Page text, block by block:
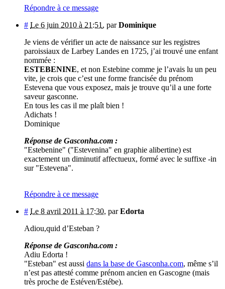
Répondre à ce message
# Le 6 juin 2010 à 21:51 , parDominique
Je viens de vérifier un acte de naissance sur les registres
paroissiaux de Larbey Landes en 1725, j’ai trouvé une enfant
nommée :
ESTEBENINE, et non Estebine comme je l’avais lu un peu
vite, je crois que c’est une forme francisée du prénom
Estevena que vous exposez, mais je trouve qu’il a une forte
saveur gasconne.
En tous les cas il me plaît bien !
Adichats !
Dominique
Réponse de Gasconha.com :
"Estebenine" ("Estevenina" en graphie alibertine) est
exactement un diminutif affectueux, formé avec le suffixe -in
sur "Estevena".
Répondre à ce message
# Le 8 avril 2011 à 17:30, parEdorta
Adiou,quid d’Esteban ?
Réponse de Gasconha.com :
Adiu Edorta !
"Esteban" est aussi dans la base de Gasconha.com, même s’il
n’est pas attesté comme prénom ancien en Gascogne (mais
très proche de Estéven/Estébe).